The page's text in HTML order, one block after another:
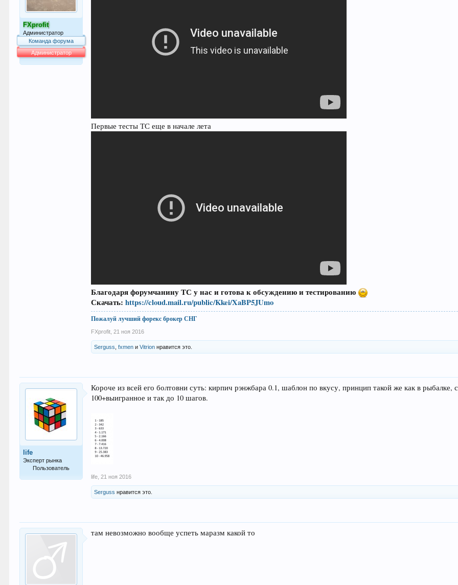
FXprofit
Администратор
Команда форума
Администратор
Первые тесты ТС еще в начале лета
Благодаря форумчанину ТС у нас и готова к обсуждению и тестированию
Скачать:https://cloud.mail.ru/public/Kkei/XaBP5JUmo
Пожалуй лучший форекс брокер СНГ
FXprofit 21 ноя 2016
Serguss ,fxmen иVitrion нравится это.
life
Эксперт рынка
Пользователь
Короче из всей его болтовни суть: кирпич рэнжбара 0.1, шаблон по вкусу, принцип такой же как в рыбалке,
100+выигранное и так до 10 шагов.
life 21 ноя 2016
Serguss нравится это.
там невозможно вообще успеть маразм какой то